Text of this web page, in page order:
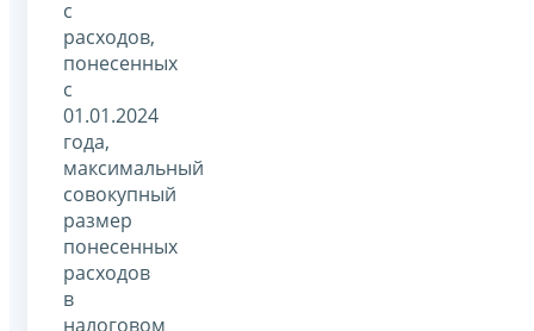
с
расходов,
понесенных
с
01.01.2024
года,
максимальный
совокупный
размер
понесенных
расходов
в
налоговом